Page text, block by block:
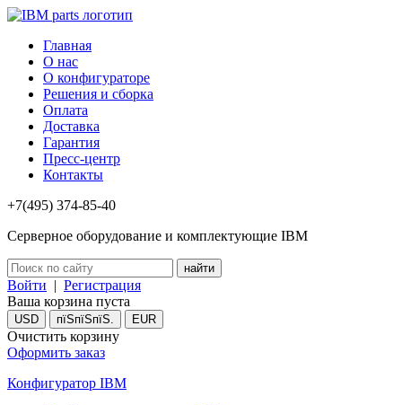
Главная
О нас
О конфигураторе
Решения и сборка
Оплата
Доставка
Гарантия
Пресс-центр
Контакты
+7(495) 374-85-40
Серверное оборудование и комплектующие IBM
Войти | Регистрация
Ваша корзина пуста
USD пїЅпїЅпїЅ. EUR
Очистить корзину
Оформить заказ
Конфигуратор IBM